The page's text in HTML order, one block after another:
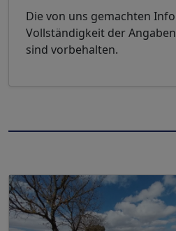
Die von uns gemachten
Vollständigkeit der
sind vorbehalten.